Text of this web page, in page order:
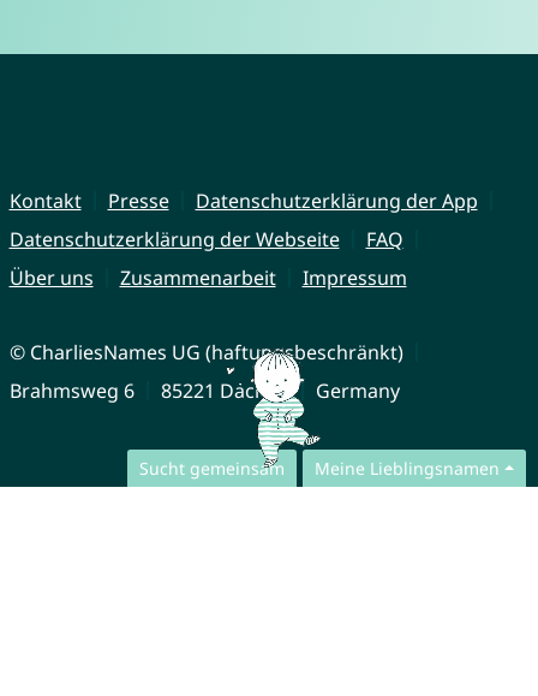
Sucht gemeinsam Meine Lieblingsnamen
Kontakt Presse
Datenschutzerklärung der App
Datenschutzerklärung der Webseite
FAQ
Über uns
Zusammenarbeit Impressum
© CharliesNames UG (haftungsbeschränkt)
Brahmsweg 6
85221 Dachau Germany